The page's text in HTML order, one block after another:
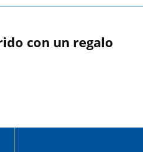
con un regalo